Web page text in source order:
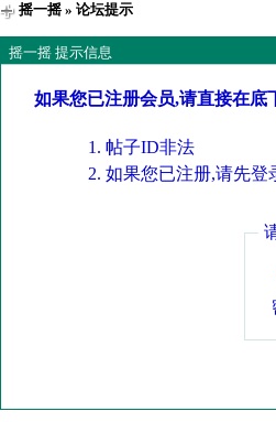
摇一摇» 论坛提示
摇一摇 提示信息
如果您已注册会员,请直接在底
帖子ID非法
如果您已注册,请先登